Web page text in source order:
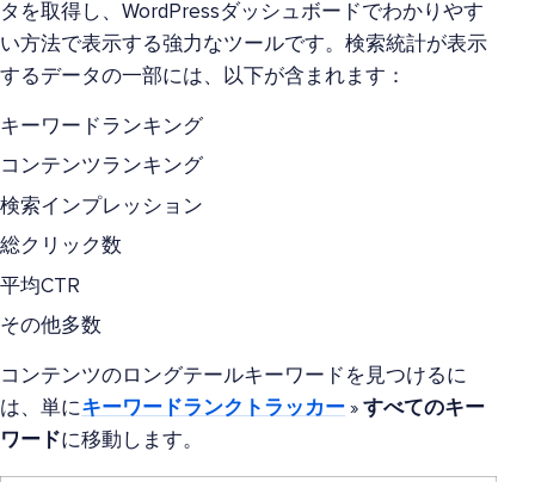
タを取得し、WordPressダッシュボードでわかりやす
い方法で表示する強力なツールです。検索統計が表示
するデータの一部には、以下が含まれます：
キーワードランキング
コンテンツランキング
検索インプレッション
総クリック数
平均CTR
その他多数
コンテンツのロングテールキーワードを見つけるに
は、単にキーワードランクトラッカー » すべてのキー
ワードに移動します。